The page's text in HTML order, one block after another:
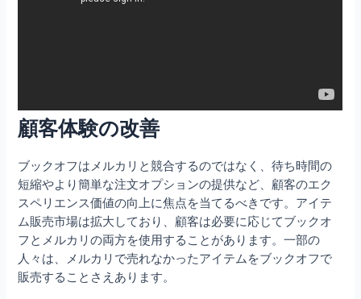
顧客体験の改善
ブックオフはメルカリと競合するのではなく、待ち時間の
短縮やより簡単な注文オプションの提供など、顧客のエク
スペリエンス価値の向上に焦点を当てるべきです。アイテ
ム販売市場は拡大しており、顧客は必要に応じてブックオ
フとメルカリの両方を使用することがあります。一部の
人々は、メルカリで売れなかったアイテムをブックオフで
販売することさえあります。